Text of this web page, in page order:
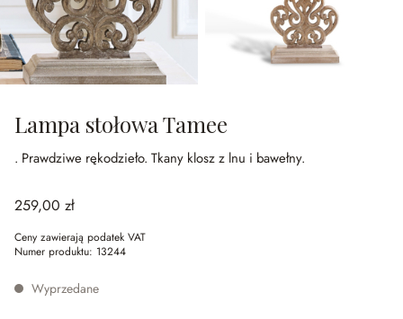
Lampa stołowa Tamee
. Prawdziwe rękodzieło. Tkany klosz z lnu i bawełny.
259,00 zł
Ceny zawierają podatek VAT
Numer produktu: 13244
Wyprzedane